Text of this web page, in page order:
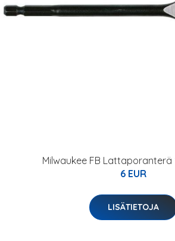
Milwaukee FB Lattaporanterä
6 EUR
LISÄTIETOJA